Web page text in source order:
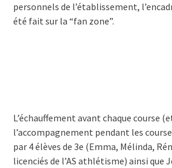
personnels de l’établissement,
été fait sur la “fan zone”.
L’échauffement avant chaque course
l’accompagnement pendant les
par 4 élèves de 3e (Emma, Mélinda,
licenciés de l’AS athlétisme) ainsi que